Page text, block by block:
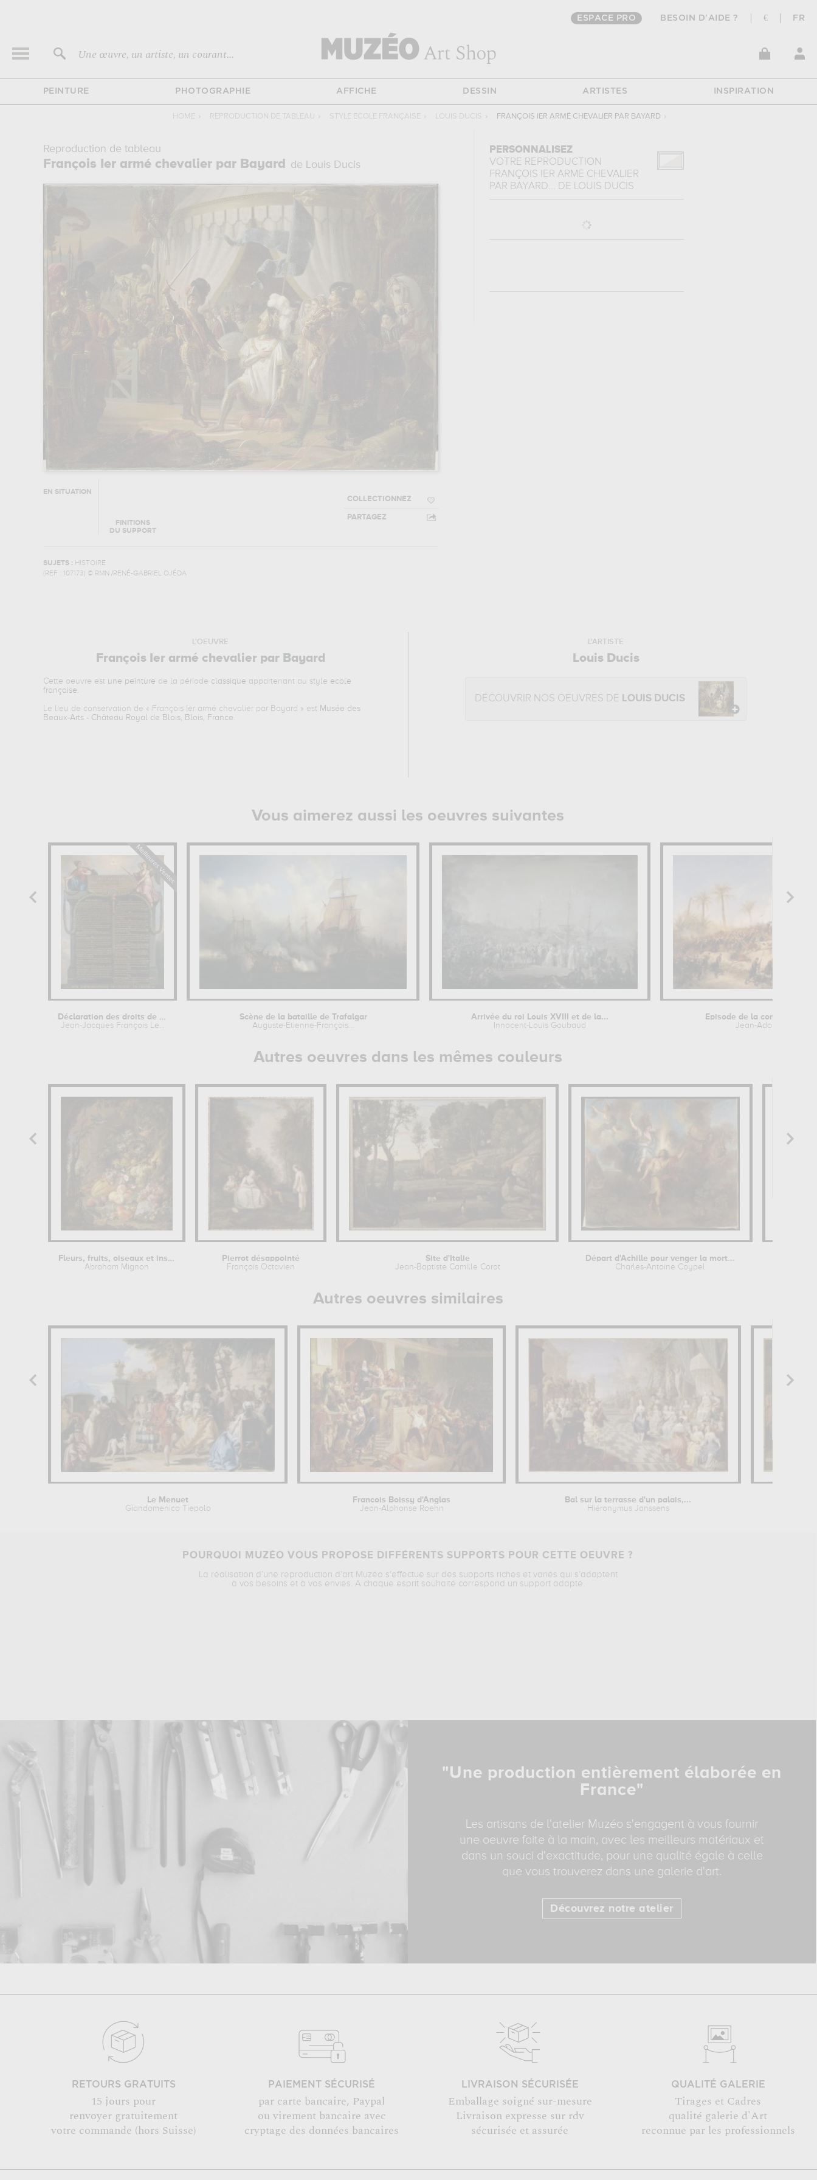
ESPACE PRO BESOIN D'AIDE ? € FR
Une œuvre, un artiste, un courant...
PEINTURE PHOTOGRAPHIE AFFICHE DESSIN ARTISTES INSPIRATION
HOME › REPRODUCTION DE TABLEAU › STYLE ECOLE FRANÇAISE › LOUIS DUCIS › FRANÇOIS IER ARMÉ CHEVALIER PAR BAYARD ›
Reproduction de tableau
François Ier armé chevalier par Bayard de Louis Ducis
EN SITUATION
FINITIONS
DU SUPPORT
COLLECTIONNEZ
PARTAGEZ
SUJETS : HISTOIRE
(REF :
107173) © RMN /RENÉ-GABRIEL OJÉDA
PERSONNALISEZ
VOTRE REPRODUCTION
FRANÇOIS IER ARMÉ CHEVALIER
PAR BAYARD... DE LOUIS DUCIS
L'OEUVRE
François Ier armé chevalier par Bayard
Cette oeuvre est une peinture de la période classique appartenant au style ecole
française.
Le lieu de conservation de « François Ier armé chevalier par Bayard » est Musée des
Beaux-Arts - Château Royal de Blois, Blois, France.
L'ARTISTE
Louis Ducis
DÉCOUVRIR NOS OEUVRES DE LOUIS DUCIS
Vous aimerez aussi les oeuvres suivantes
Déclaration des droits de l'Homme et...
Jean-Jacques François Le...
Scène de la bataille de Trafalgar
Auguste-Etienne-François...
Arrivée du roi Louis XVIII et de la...
Innocent-Louis Goubaud
Episode de la conquête de
Jean-Adolphe
Autres oeuvres dans les mêmes couleurs
Fleurs, fruits, oiseaux et insectes...
Abraham Mignon
Pierrot désappointé
François Octavien
Site d'Italie
Jean-Baptiste Camille Corot
Départ d'Achille pour venger la mort...
Charles-Antoine Coypel
Autres oeuvres similaires
Le Menuet
Giandomenico Tiepolo
Francois Boissy d'Anglas
Jean-Alphonse Roehn
Bal sur la terrasse d'un palais,...
Hiéronymus Janssens
POURQUOI MUZÉO VOUS PROPOSE DIFFÉRENTS SUPPORTS POUR CETTE OEUVRE ?
La réalisation d’une reproduction d’art Muzéo s’effectue sur des supports riches et variés qui s’adaptent
à vos besoins et à vos envies. A chaque esprit souhaité correspond un support adapté.
"Une production entièrement élaborée en
France"
Les artisans de l'atelier Muzéo s'engagent à vous fournir
une oeuvre faite à la main, avec les meilleurs matériaux et
dans un souci d'exactitude, pour une qualité égale à celle
que vous trouverez dans une galerie d'art.
Découvrez notre atelier
RETOURS GRATUITS
15 jours pour
renvoyer gratuitement
votre commande (hors Suisse)
PAIEMENT SÉCURISÉ
par carte bancaire, Paypal
ou virement bancaire avec
cryptage des données bancaires
LIVRAISON SÉCURISÉE
Emballage soigné sur-mesure
Livraison expresse sur rdv
sécurisée et assurée
QUALITÉ GALERIE
Tirages et Cadres
qualité galerie d'Art
reconnue par les professionnels